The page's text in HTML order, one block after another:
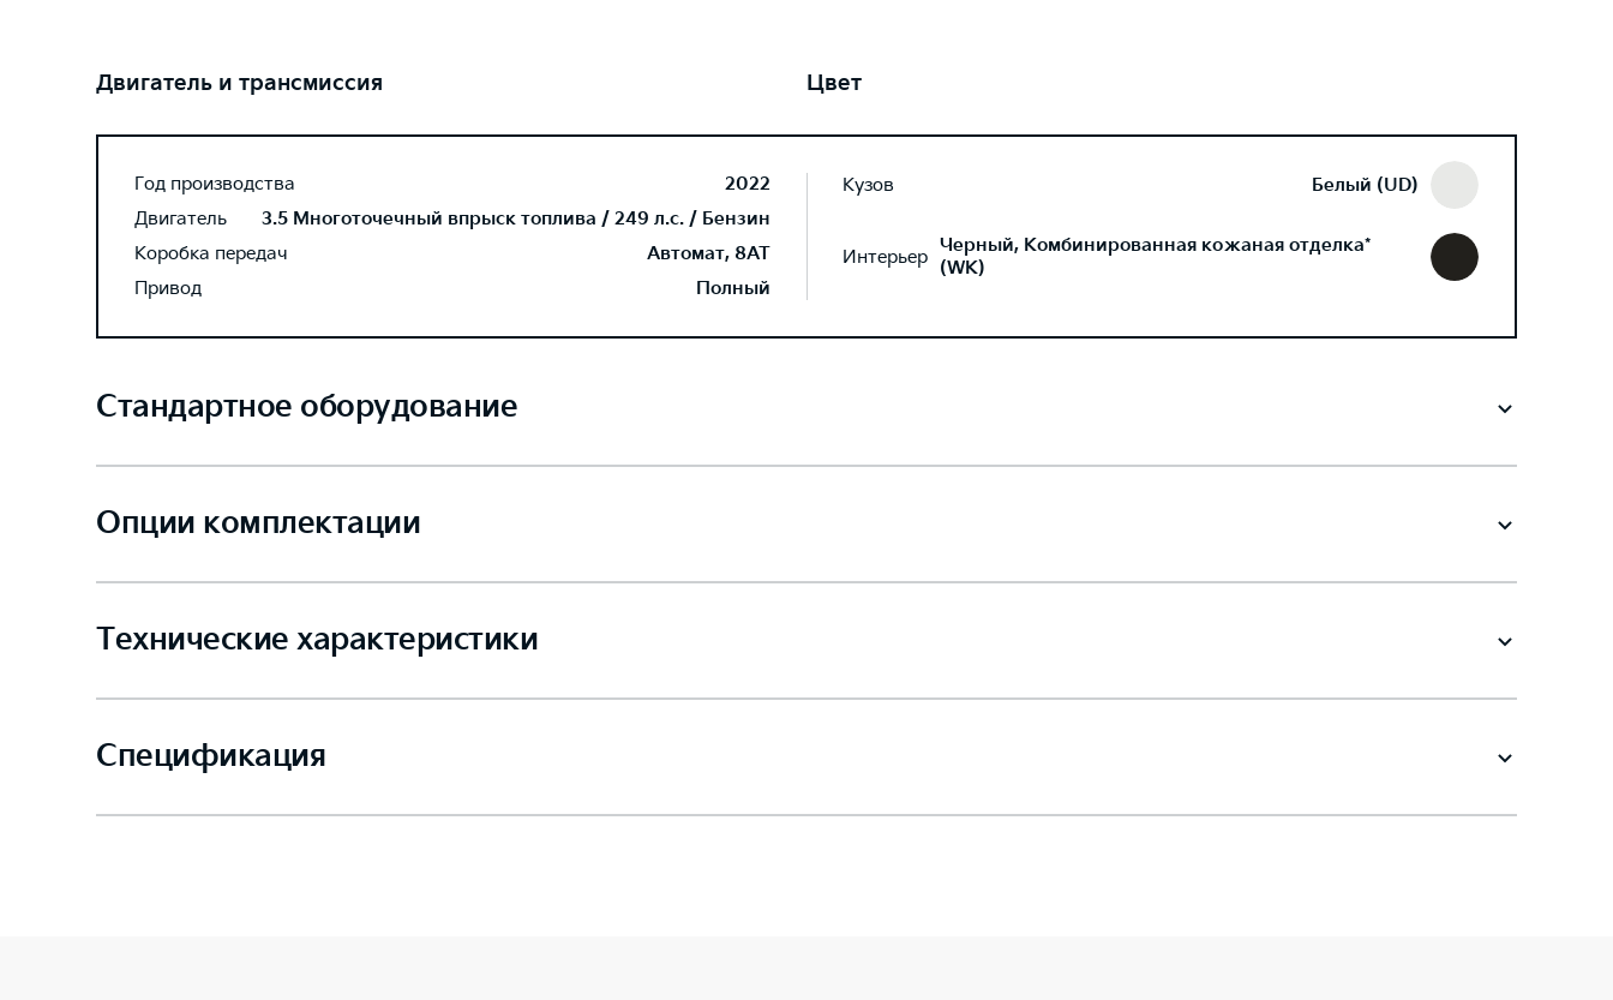
Двигатель и трансмиссия
Год производства
2022
Двигатель
3.5 Многоточечный впрыск топлива / 249 л.с. / Бензин
Коробка передач
Автомат, 8AT
Привод
Полный
Цвет
Кузов Белый (UD)
Интерьер Черный, Комбинированная кожаная отделка*
(WK)
Стандартное оборудование
Опции комплектации
Технические характеристики
Спецификация